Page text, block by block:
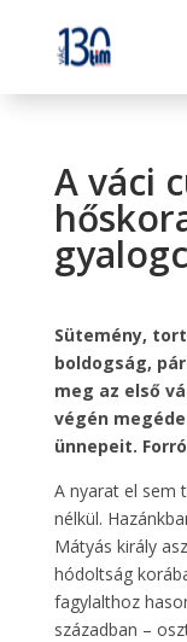
A váci
Sütemény,
boldogság,
meg az első
végén
ünnepeit.
A nyarat el sem
nélkül.
Mátyás király
hódoltság
fagylalthoz
században –